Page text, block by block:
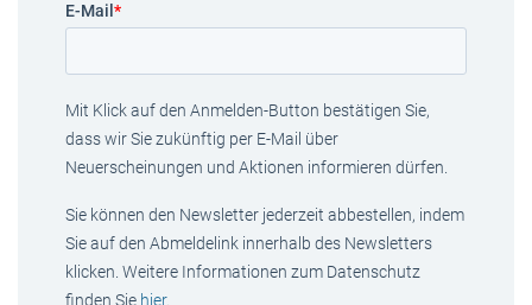
E-Mail *
Mit Klick auf den Anmelden-Button bestätigen Sie,
dass wir Sie zukünftig per E-Mail über
Neuerscheinungen und Aktionen informieren dürfen.
Sie können den Newsletter jederzeit abbestellen, indem
Sie auf den Abmeldelink innerhalb des Newsletters
klicken. Weitere Informationen zum Datenschutz
finden Sie hier.